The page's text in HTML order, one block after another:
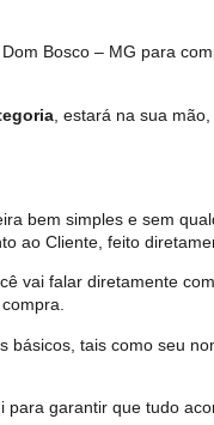
Bosco – MG para
, estará na sua
bem simples e sem
ao Cliente, feito
vai falar diretamente
tais como seu
garantir que tudo